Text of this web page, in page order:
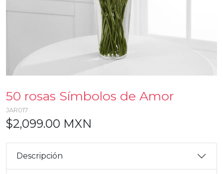
50 rosas Símbolos de Amor
JAR017
$2,099.00 MXN
Descripción